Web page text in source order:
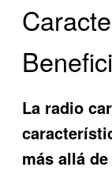
La radio
más allá